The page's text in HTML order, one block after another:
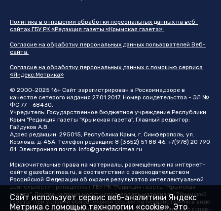
Политика в отношении обработки персональных данных на веб-
сайтах ГБУ РК «Редакция газеты «Крымская газета».
Согласие на обработку персональных данных пользователей Веб-
сайта.
Согласие на обработку персональных данных с помощью сервиса
«Яндекс.Метрика»
© 2000-2025 16+ Сайт зарегистрирован в Роскомнадзоре в
качестве сетевого издания 27.01.2017. Номер свидетельства - ЭЛ №
ФС 77 - 68430.
Учредитель: Государственное бюджетное учреждение Республики
Крым "Редакция газеты "Крымская газета". Главный редактор:
Гайдуков А.В.
Адрес редакции: 295015, Республика Крым, г. Симферополь, ул.
Козлова, д. 45А. Телефон редакции: 8 (3652) 51 88 46, +7(978) 20 790
81. Электронная почта: info@gazetacrimea.ru
Исключительные права на материалы, размещённые на интернет-
сайте gazetacrimea.ru, в соответствии с законодательством
Российской Федерации об охране результатов интеллектуальной
деятельности принадлежат ГБУ РК "Редакция газеты "Крымская
газета". Другие издания могут использовать материалы "Крымской
газеты" при условии обязательной ссылки на первоисточник в виде
упоминания издания "Крымская газета" в тексте материала с гипер-
Сайт использует сервис веб-аналитики Яндекс
Метрика с помощью технологии «cookie». Это